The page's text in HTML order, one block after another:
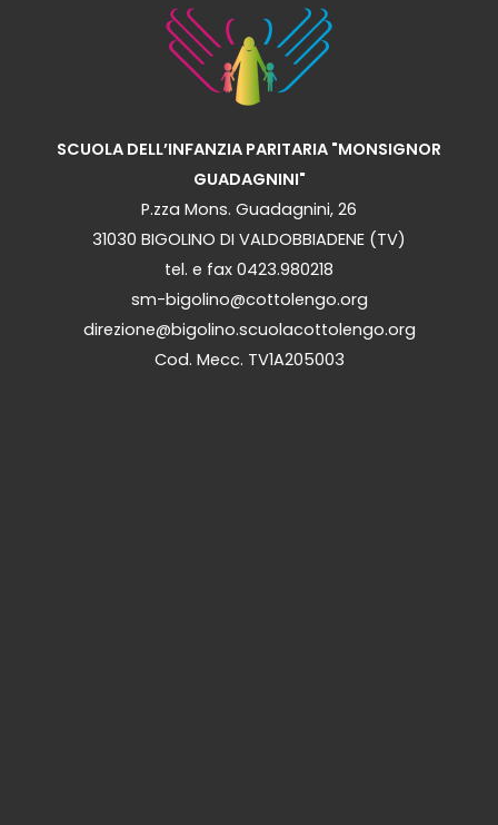
SCUOLA DELL’INFANZIA PARITARIA "MONSIGNOR
GUADAGNINI"
P.zza Mons. Guadagnini, 26
31030 BIGOLINO DI VALDOBBIADENE (TV)
tel. e fax 0423.980218
sm-bigolino@cottolengo.org
direzione@bigolino.scuolacottolengo.org
Cod. Mecc. TV1A205003